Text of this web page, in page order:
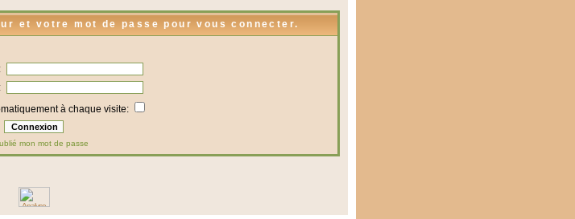
et votre mot de passe pour vous connecter.
à chaque visite:
mon mot de passe